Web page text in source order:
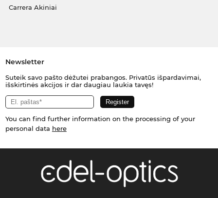
Carrera Akiniai
Newsletter
Suteik savo pašto dėžutei prabangos. Privatūs išpardavimai,
išskirtinės akcijos ir dar daugiau laukia tavęs!
You can find further information on the processing of your
personal data here